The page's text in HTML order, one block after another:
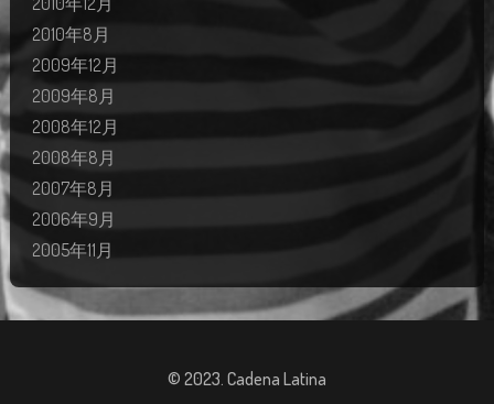
2010年8月
2009年12月
2009年8月
2008年12月
2008年8月
2007年8月
2006年9月
2005年11月
© 2023. Cadena Latina